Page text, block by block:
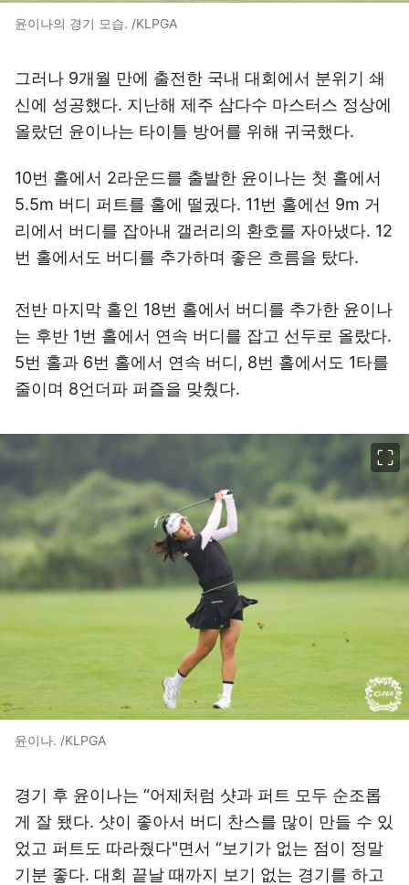
윤이나의 경기 모습. /KLPGA
그러나 9개월 만에 출전한 국내 대회에서 분위기 쇄
신에 성공했다. 지난해 제주 삼다수 마스터스 정상에
올랐던 윤이나는 타이틀 방어를 위해 귀국했다.
10번 홀에서 2라운드를 출발한 윤이나는 첫 홀에서
5.5m 버디 퍼트를 홀에 떨궜다. 11번 홀에선 9m 거
리에서 버디를 잡아내 갤러리의 환호를 자아냈다. 12
번 홀에서도 버디를 추가하며 좋은 흐름을 탔다.
전반 마지막 홀인 18번 홀에서 버디를 추가한 윤이나
는 후반 1번 홀에서 연속 버디를 잡고 선두로 올랐다.
5번 홀과 6번 홀에서 연속 버디, 8번 홀에서도 1타를
줄이며 8언더파 퍼즐을 맞췄다.
윤이나. /KLPGA
경기 후 윤이나는 “어제처럼 샷과 퍼트 모두 순조롭
게 잘 됐다. 샷이 좋아서 버디 찬스를 많이 만들 수 있
었고 퍼트도 따라줬다"면서 “보기가 없는 점이 정말
기분 좋다. 대회 끝날 때까지 보기 없는 경기를 하고